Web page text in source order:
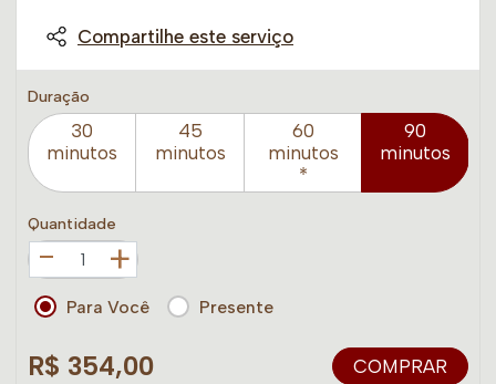
Compartilhe este serviço
Duração
30
minutos
45
minutos
60
minutos
*
90
minutos
Quantidade
+
Para Você Presente
R$ 354,00 COMPRAR